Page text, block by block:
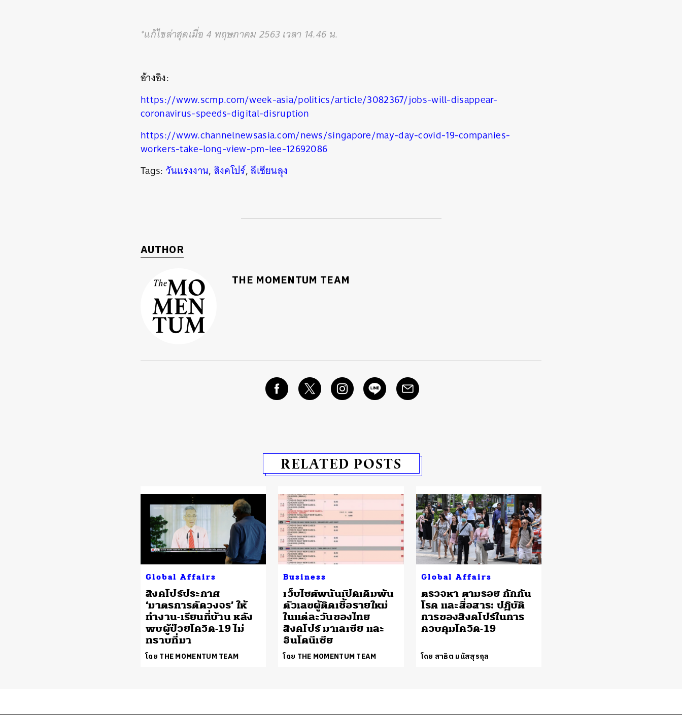
*แก้ไขล่าสุดเมื่อ 4 พฤษภาคม 2563 เวลา 14.46 น.
อ้างอิง:
https://www.scmp.com/week-asia/politics/article/3082367/jobs-will-disappear-
coronavirus-speeds-digital-disruption
https://www.channelnewsasia.com/news/singapore/may-day-covid-19-companies-
workers-take-long-view-pm-lee-12692086
Tags: วันแรงงาน, สิงคโปร์,ลีเซียนลุง
AUTHOR
THE MOMENTUM TEAM
RELATED POSTS
Global Affairs
สิงคโปร์ประกาศ
‘มาตรการตัดวงจร’ ให้
ทำงาน-เรียนที่บ้าน หลัง
พบผู้ป่วยโควิด-19 ไม่
ทราบที่มา
โดย THE MOMENTUM TEAM
Business
เว็บไซต์พนันเปิดเดิมพัน
ตัวเลขผู้ติดเชื้อรายใหม่
ในแต่ละวันของไทย
สิงคโปร์ มาเลเซีย และ
อินโดนีเซีย
โดย THE MOMENTUM TEAM
Global Affairs
ตรวจหา ตามรอย กักกัน
โรค และสื่อสาร: ปฏิบัติ
การของสิงคโปร์ในการ
ควบคุมโควิด-19
โดย สาธิต มนัสสุรกุล